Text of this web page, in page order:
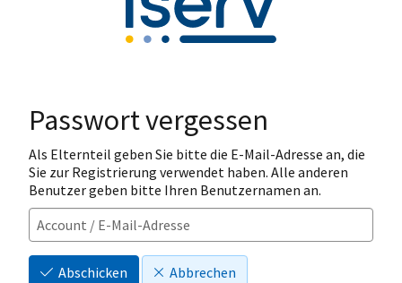
Passwort vergessen
Als Elternteil geben Sie bitte die E-Mail-Adresse an, die
Sie zur Registrierung verwendet haben. Alle anderen
Benutzer geben bitte Ihren Benutzernamen an.
Abschicken Abbrechen